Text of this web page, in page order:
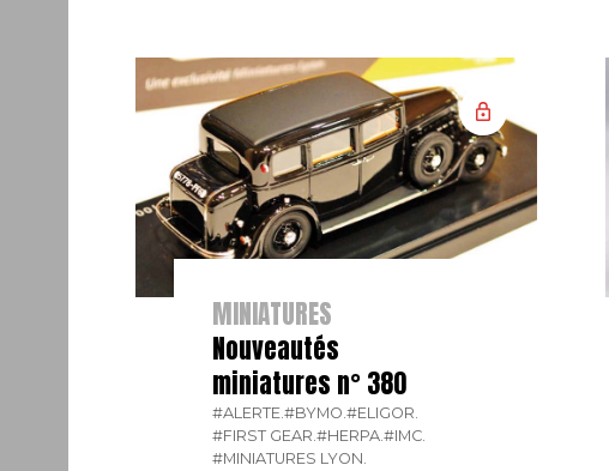
MINIATURES
Nouveautés
miniatures n° 380
#ALERTE.#BYMO.#ELIGOR.
#FIRST GEAR.#HERPA.#IMC.
#MINIATURES LYON.